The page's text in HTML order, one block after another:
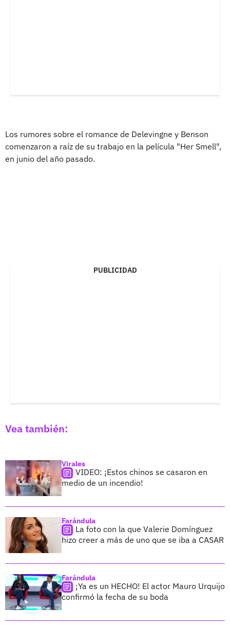
Los rumores sobre el romance de Delevingne y Benson
comenzaron a raíz de su trabajo en la película "Her Smell",
en junio del año pasado.
PUBLICIDAD
Vea también:
Virales
VIDEO: ¡Estos chinos se casaron en
medio de un incendio!
Farándula
La foto con la que Valerie Domínguez
hizo creer a más de uno que se iba a CASAR
Farándula
¡Ya es un HECHO! El actor Mauro Urquijo
confirmó la fecha de su boda